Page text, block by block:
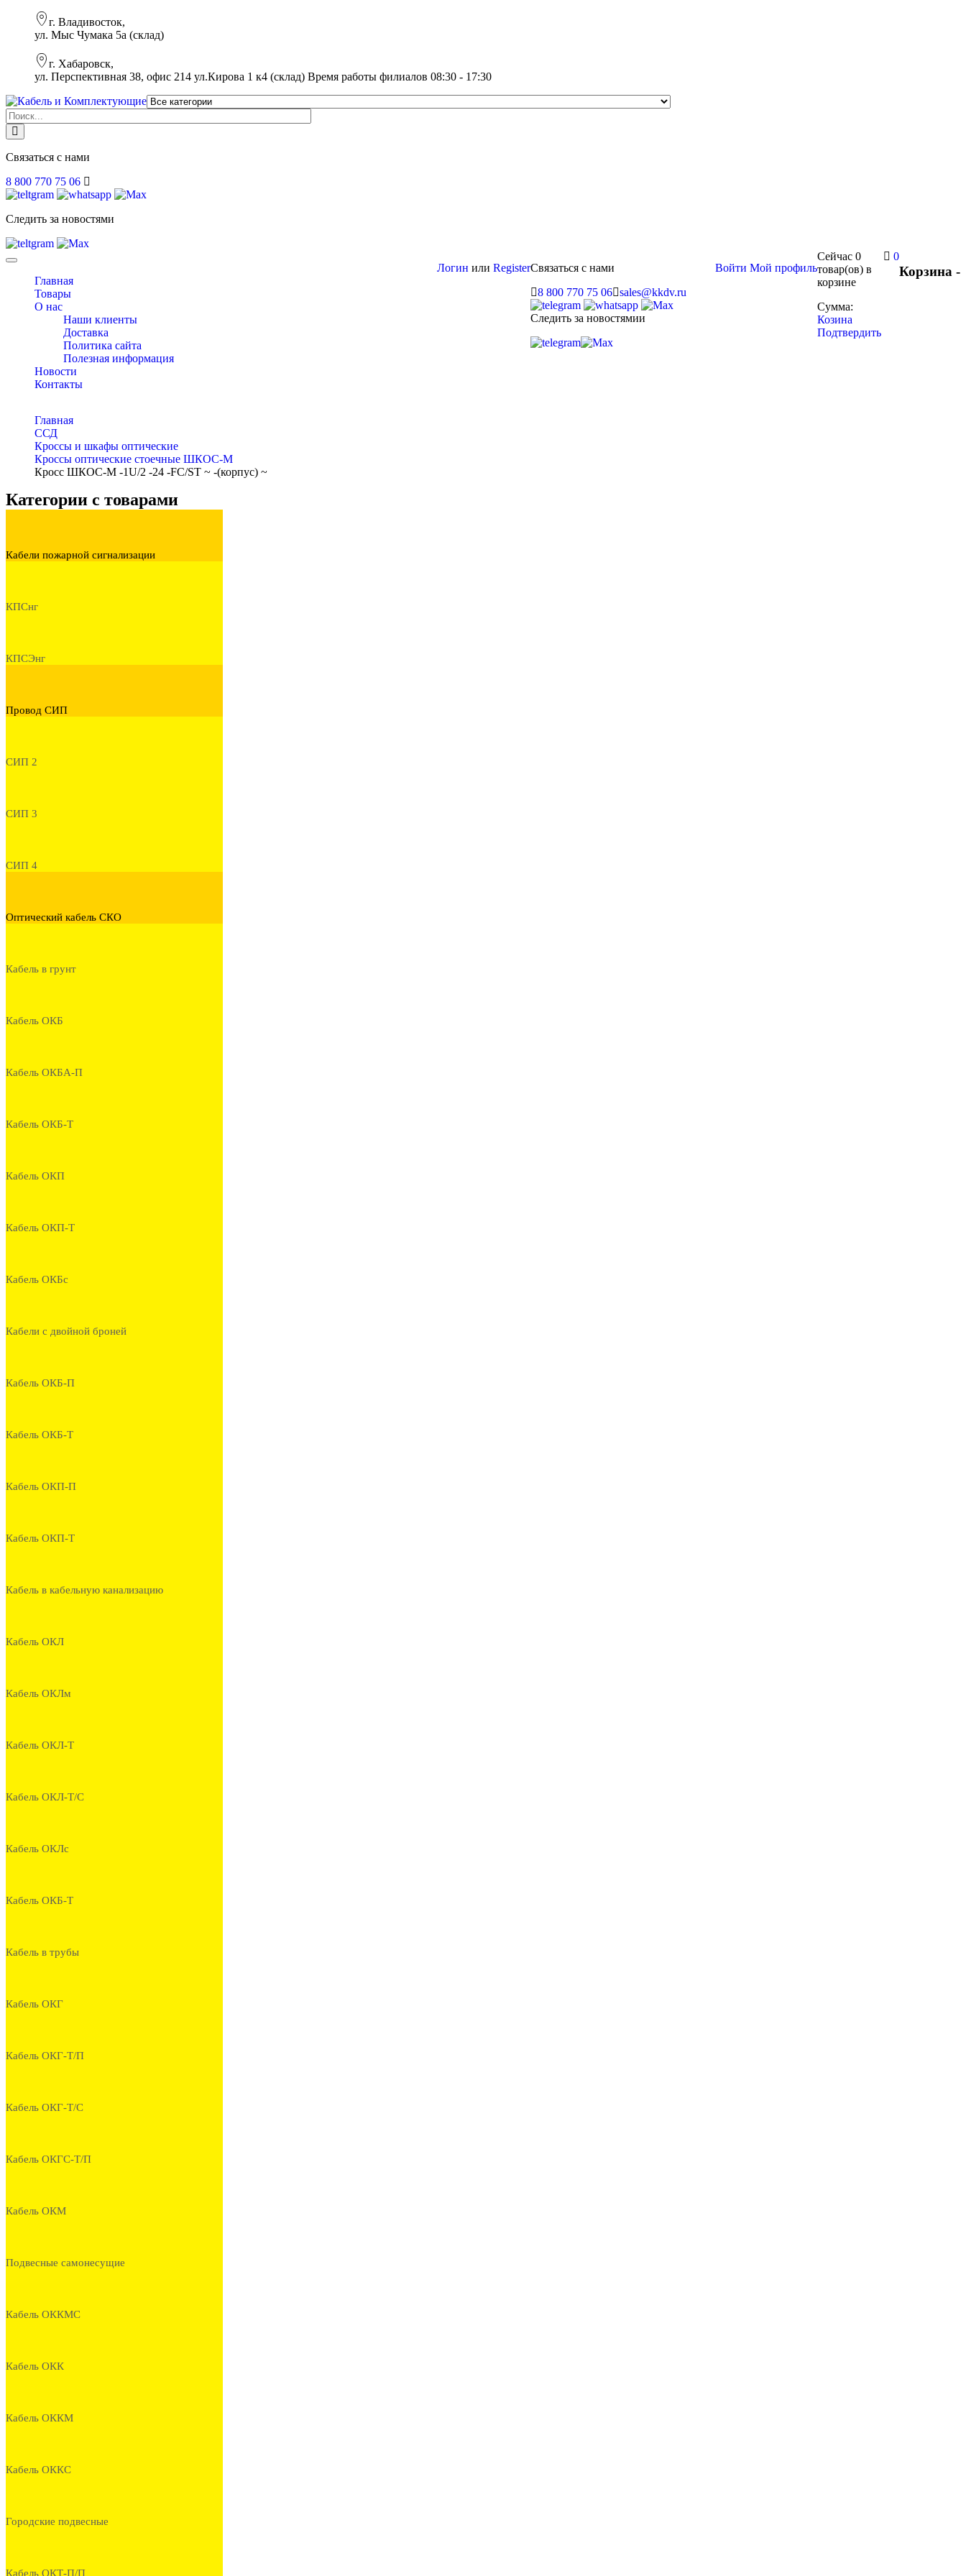
г. Владивосток,
ул. Мыс Чумака 5а (склад)
г. Хабаровск,
ул. Перспективная 38, офис 214 ул.Кирова 1 к4 (склад) Время работы филиалов 08:30 - 17:30
Связаться с нами
8 800 770 75 06
Следить за новостями
Корзина -
0
Сейчас 0
товар(ов) в
корзине
Сумма:
Козина
Подтвердить
Войти Мой профиль
Связаться с нами
8 800 770 75 06 sales@kkdv.ru
Следить за новостямии
Toggle
navigationГлавная
Товары
О нас
Наши клиенты
Доставка
Политика сайта
Полезная информация
Новости
Контакты
Логин или Register
Главная
ССД
Кроссы и шкафы оптические
Кроссы оптические стоечные ШКОС-М
Кросс ШКОС-М -1U/2 -24 -FC/ST ~ -(корпус) ~
Категории с товарами
Кабели пожарной сигнализации
КПСнг
КПСЭнг
Провод СИП
СИП 2
СИП 3
СИП 4
Оптический кабель СКО
Кабель в грунт
Кабель ОКБ
Кабель ОКБА-П
Кабель ОКБ-Т
Кабель ОКП
Кабель ОКП-Т
Кабель ОКБс
Кабели с двойной броней
Кабель ОКБ-П
Кабель ОКБ-Т
Кабель ОКП-П
Кабель ОКП-Т
Кабель в кабельную канализацию
Кабель ОКЛ
Кабель ОКЛм
Кабель ОКЛ-Т
Кабель ОКЛ-Т/С
Кабель ОКЛс
Кабель ОКБ-Т
Кабель в трубы
Кабель ОКГ
Кабель ОКГ-Т/П
Кабель ОКГ-Т/С
Кабель ОКГС-Т/П
Кабель ОКМ
Подвесные самонесущие
Кабель ОККМС
Кабель ОКК
Кабель ОККМ
Кабель ОККС
Городские подвесные
Кабель ОКТ-П/П